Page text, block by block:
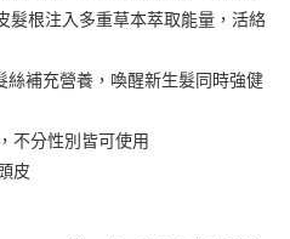
付款。
付」後，將跳轉至「AFTEE先享後付」
後，即可完成結帳。
通知簡訊。
此簡訊中的連結，可透過四大超商／
款，方視為交易完成。
訂單仍視為有效，需透過AFTEE先享
)免運費
)免運費
)免運費
髮根注入多重草本萃取能量，活絡
絲補充營養，喚醒新生髮同時強健
不分性別皆可使用
皮